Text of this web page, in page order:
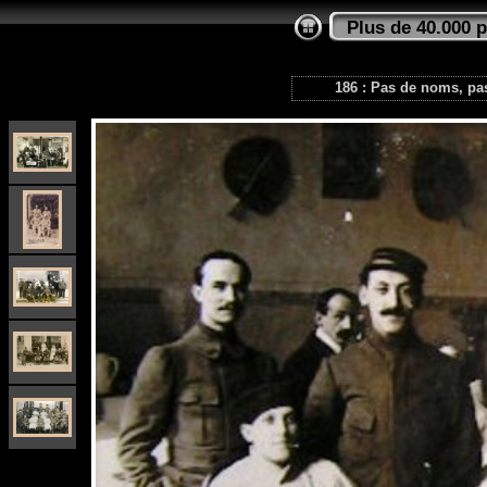
Plus de 40.000
186 : Pas de noms,